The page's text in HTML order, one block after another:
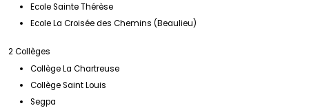
Ecole Sainte Thérèse
Ecole La Croisée des Chemins (Beaulieu)
2 Collèges
Collège La Chartreuse
Collège Saint Louis
Segpa